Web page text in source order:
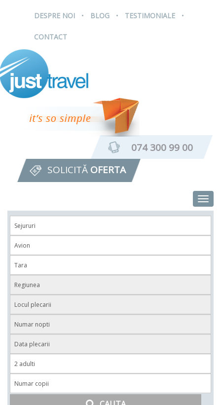
DESPRE NOI . BLOG . TESTIMONIALE .
CONTACT
074 300 99 00
SOLICITĂ OFERTA